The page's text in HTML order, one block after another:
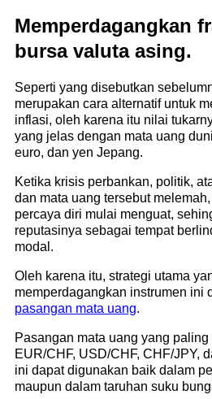
Memperdagangkan
bursa valuta asing.
Seperti yang disebutkan
merupakan cara alternatif untuk
inflasi, oleh karena itu nilai
yang jelas dengan mata uang
euro, dan yen Jepang.
Ketika krisis perbankan, politik,
dan mata uang tersebut
percaya diri mulai menguat,
reputasinya sebagai tempat
modal.
Oleh karena itu, strategi utama
memperdagangkan instrumen ini
pasangan mata uang.
Pasangan mata uang yang
EUR/CHF, USD/CHF, CHF/JPY,
ini dapat digunakan baik dalam
maupun dalam taruhan suku